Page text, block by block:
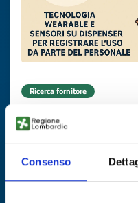
Consenso
Ricerca fornitore
Sistema smart
ambito sanitario
ID EEN: